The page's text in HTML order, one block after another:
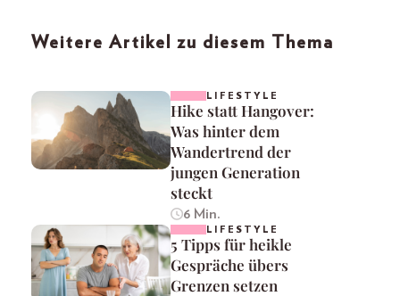
Weitere Artikel zu diesem Thema
LIFESTYLE
Hike statt Hangover:
Was hinter dem
Wandertrend der
jungen Generation
steckt
6 Min.
LIFESTYLE
5 Tipps für heikle
Gespräche übers
Grenzen setzen